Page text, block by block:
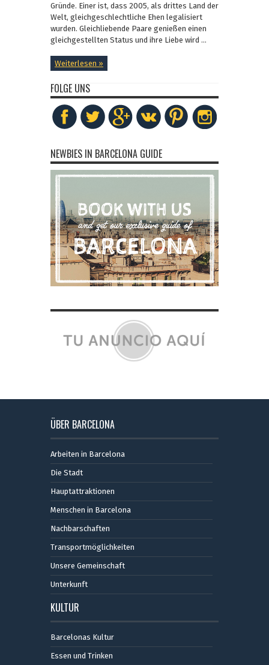
Gründe. Einer ist, dass 2005, als drittes Land der
Welt, gleichgeschlechtliche Ehen legalisiert
wurden. Gleichliebende Paare genießen einen
gleichgestellten Status und ihre Liebe wird ...
Weiterlesen »
FOLGE UNS
NEWBIES IN BARCELONA GUIDE
ÜBER BARCELONA
Arbeiten in Barcelona
Die Stadt
Hauptattraktionen
Menschen in Barcelona
Nachbarschaften
Transportmöglichkeiten
Unsere Gemeinschaft
Unterkunft
KULTUR
Barcelonas Kultur
Essen und Trinken